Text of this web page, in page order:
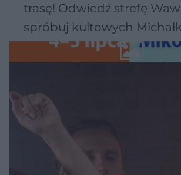
trasę! Odwiedź strefę
spróbuj kultowych
Wawelu